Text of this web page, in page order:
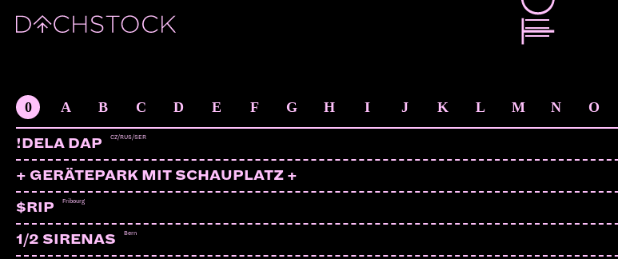
0
A B C D E F G H I J K L M N O
!DELA DAP CZ/RUS/SER
+ GERÄTEPARK MIT SCHAUPLATZ +
$RIP Fribourg
1/2 SIRENAS Bern